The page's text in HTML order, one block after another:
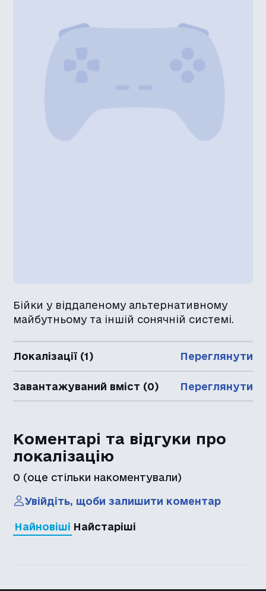
Бійки у віддаленому альтернативному
майбутньому та іншій сонячній системі.
Локалізації (1) Переглянути
Завантажуваний вміст (0) Переглянути
Коментарі та відгуки про
локалізацію
0 (оце стільки накоментували)
Увійдіть, щоби залишити коментар
Найновіші Найстаріші